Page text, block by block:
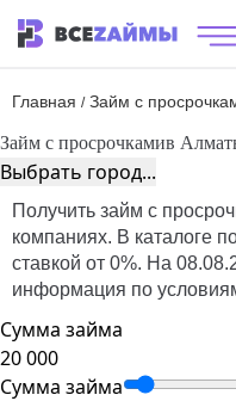
Главная / Займ с
Займ с просрочкамив
Выбрать город...
Получить займ с
компаниях. В каталоге
ставкой от 0%. На
информация по
Сумма займа
Сумма займа